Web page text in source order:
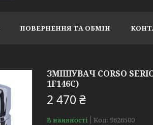
ПОВЕРНЕННЯ ТА ОБМІН
ЗМІШУВАЧ CORSO
1F146C)
2 470 ₴
В наявності Код: 9626500